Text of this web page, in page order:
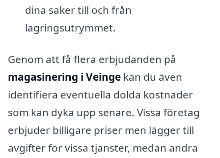
dina saker till och från
lagringsutrymmet.
Genom att få flera erbjudanden på
magasinering i Veinge kan du även
identifiera eventuella dolda kostnader
som kan dyka upp senare. Vissa företag
erbjuder billigare priser men lägger till
avgifter för vissa tjänster, medan andra